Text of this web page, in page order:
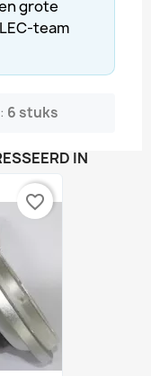
grote
team
6 stuks
IN
favorite_border